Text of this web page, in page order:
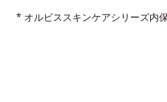
* オルビススキンケアシリーズ内